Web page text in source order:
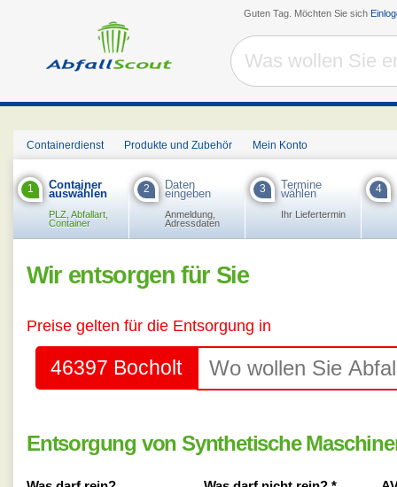
Guten Tag. Möchten Sie sich
Containerdienst Produkte und Zubehör Mein Konto
1 Container
auswählen
PLZ, Abfallart,
Container
2 Daten
eingeben
Anmeldung,
Adressdaten
3 Termine
wählen
Ihr Liefertermin
4
Wir entsorgen für Sie
Preise gelten für die Entsorgung in
46397 Bocholt
Entsorgung von Synthetische